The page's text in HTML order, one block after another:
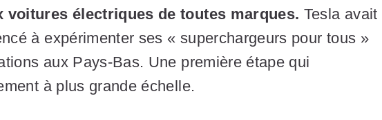
voitures électriques de toutes marques. Tesla avait
à expérimenter ses « superchargeurs pour tous »
aux Pays-Bas. Une première étape qui
à plus grande échelle.